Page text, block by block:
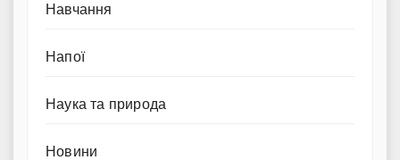
Навчання
Напої
Наука та природа
Новини